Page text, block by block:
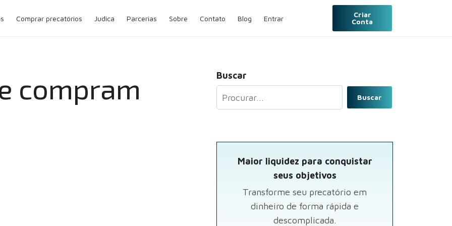
Comprar precatórios Judica Parcerias Sobre Contato Blog Entrar
Criar
Conta
compram
Buscar
Buscar
Maior liquidez para conquistar
seus objetivos
Transforme seu precatório em
dinheiro de forma rápida e
descomplicada.